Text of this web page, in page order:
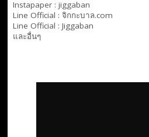
Instapaper : jiggaban
Line Official : จิกกะบาล.com
Line Official : Jiggaban
และอื่นๆ